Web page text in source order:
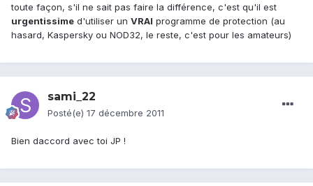
toute façon, s'il ne sait pas faire la différence, c'est qu'il est
urgentissime d'utiliser un VRAI programme de protection (au
hasard, Kaspersky ou NOD32, le reste, c'est pour les amateurs)
sami_22
Posté(e) 17 décembre 2011
Bien daccord avec toi JP !